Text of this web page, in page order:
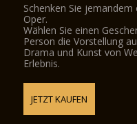
Schenken Sie
Oper.
Wählen Sie einen
Person die Vorstellung
Drama und Kunst von
Erlebnis.
JETZT KAUFEN